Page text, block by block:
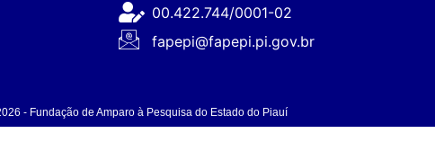
00.422.744/0001-02
fapepi@fapepi.pi.gov.br
- Fundação de Amparo à Pesquisa do Estado do Piauí